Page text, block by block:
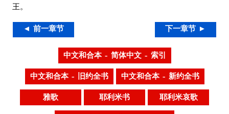
王。
◄ 前一章节 下一章节 ►
中文和合本 – 简体中文 – 索引
中文和合本 – 旧约全书 中文和合本 – 新约全书
雅歌 耶利米书 耶利米哀歌